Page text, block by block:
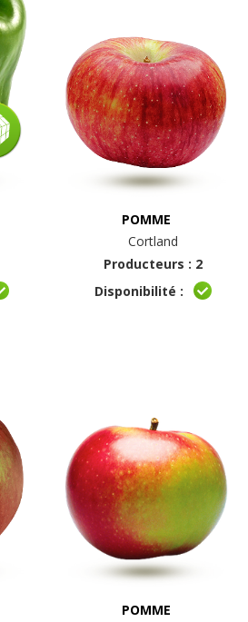
POMME
Cortland
Producteurs : 2
Disponibilité :
POMME